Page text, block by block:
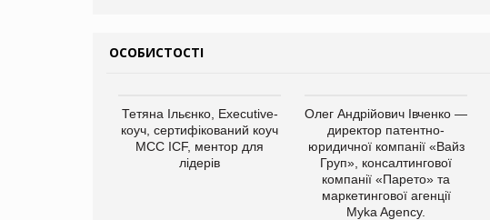
ОСОБИСТОСТІ
Тетяна Ільєнко, Executive-
коуч, сертифікований коуч
МСС ICF, ментор для
лідерів
Олег Андрійович Івченко —
директор патентно-
юридичної компанії «Вайз
Груп», консалтингової
компанії «Парето» та
маркетингової агенції
Myka Agency.